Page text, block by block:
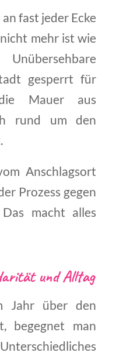
fast jeder Ecke
mehr ist wie
gesperrt für
Mauer aus
rund um den
Anschlagsort
Prozess gegen
macht alles
und Alltag
Jahr über den
begegnet man